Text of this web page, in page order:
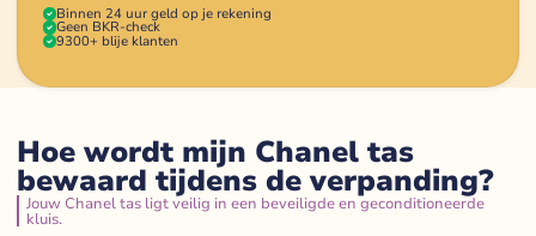
Binnen 24 uur geld op je rekening
Geen BKR-check
9300+ blije klanten
Hoe wordt mijn Chanel tas
bewaard tijdens de verpanding?
Jouw Chanel tas ligt veilig in een beveiligde en geconditioneerde
kluis.